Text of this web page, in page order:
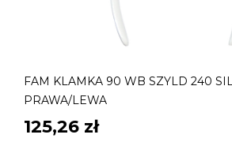
FAM KLAMKA 90 WB SZYLD 240
PRAWA/LEWA
125,26 zł